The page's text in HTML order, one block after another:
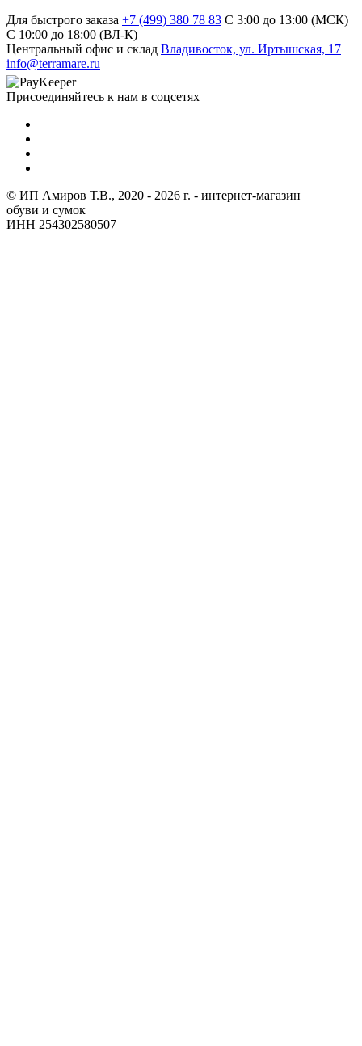
Для быстрого заказа +7 (499) 380 78 83 С 3:00 до 13:00 (МСК)
C 10:00 до 18:00 (ВЛ-К)
Центральный офис и склад Владивосток, ул. Иртышская, 17
info@terramare.ru
Присоединяйтесь к нам в соцсетях
© ИП Амиров Т.В., 2020 - 2026 г. - интернет-магазин
обуви и сумок
ИНН 254302580507